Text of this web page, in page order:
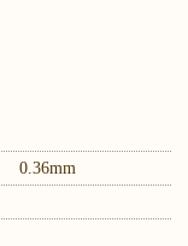
0.36mm